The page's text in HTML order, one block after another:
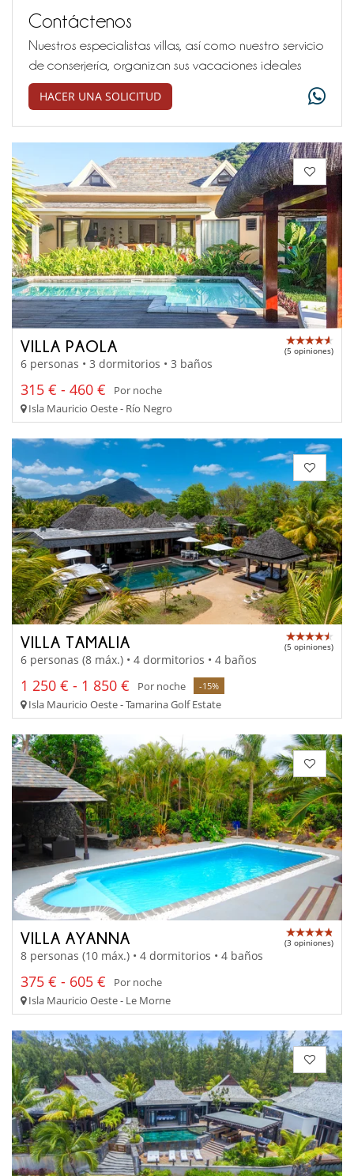
Contáctenos
Nuestros especialistas villas, así como nuestro servicio
de conserjería, organizan sus vacaciones ideales
HACER UNA SOLICITUD
VILLA PAOLA (5 opiniones)
6 personas • 3 dormitorios • 3 baños
315 € - 460 €
Por noche
Isla Mauricio Oeste - Río Negro
VILLA TAMALIA (5 opiniones)
6 personas (8 máx.) • 4 dormitorios • 4 baños
1 250 € - 1 850 € Por noche -15%
Isla Mauricio Oeste - Tamarina Golf Estate
VILLA AYANNA (3 opiniones)
8 personas (10 máx.) • 4 dormitorios • 4 baños
375 € - 605 €
Por noche
Isla Mauricio Oeste - Le Morne